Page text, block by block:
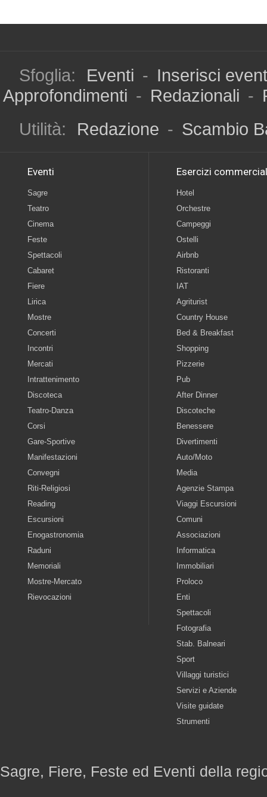
Sfoglia: Eventi - Inserisci
Approfondimenti - Redazionali -
Utilità:
Redazione - Scambio
Eventi
Sagre
Teatro
Cinema
Feste
Spettacoli
Cabaret
Fiere
Lirica
Mostre
Concerti
Incontri
Mercati
Intrattenimento
Discoteca
Teatro-Danza
Corsi
Gare-Sportive
Manifestazioni
Convegni
Riti-Religiosi
Reading
Escursioni
Enogastronomia
Raduni
Memoriali
Mostre-Mercato
Rievocazioni
Esercizi
Hotel
Orchestre
Campeggi
Ostelli
Airbnb
Ristoranti
IAT
Agriturist
Country House
Bed & Breakfast
Shopping
Pizzerie
Pub
After Dinner
Discoteche
Benessere
Divertimenti
Auto/Moto
Media
Agenzie Stampa
Viaggi Escursioni
Comuni
Associazioni
Informatica
Immobiliari
Proloco
Enti
Spettacoli
Fotografia
Stab. Balneari
Sport
Villaggi turistici
Servizi e Aziende
Visite guidate
Strumenti
Sagre, Fiere, Feste ed Eventi della